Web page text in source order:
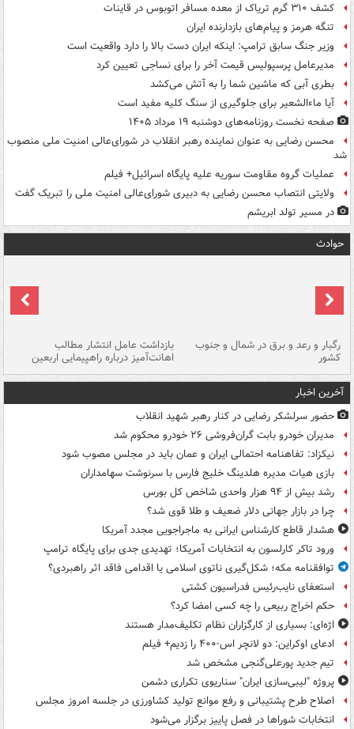
کشف ۳۱۰ گرم تریاک از معده مسافر اتوبوس در قاینات
تنگه هرمز و پیام‌های بازدارنده ایران
وزیر جنگ سابق ترامپ: اینکه ایران دست بالا را دارد واقعیت است
مدیرعامل پرسپولیس قیمت آخر را برای نساجی تعیین کرد
بطری آبی که ماشین شما را به آتش می‌کشد
آیا ماءالشعیر برای جلوگیری از سنگ کلیه مفید است
صفحه نخست روزنامه‌های دوشنبه ۱۹ مرداد ۱۴۰۵
محسن رضایی به عنوان نماینده رهبر انقلاب در شورای‌عالی امنیت ملی منصوب
شد
عملیات گروه مقاومت سوریه علیه پایگاه اسرائیل+ فیلم
ولایتی انتصاب محسن رضایی به دبیری شورای‌عالی امنیت ملی را تبریک گفت
در مسیر تولد ابریشم
حوادث
رگبار و رعد و برق در شمال و جنوب
کشور
بازداشت عامل انتشار مطالب
اهانت‌آمیز درباره راهپیمایی اربعین
آخرین اخبار
حضور سرلشکر رضایی در کنار رهبر شهید انقلاب
مدیران خودرو بابت گران‌فروشی ۲۶ خودرو محکوم شد
نیکزاد: تفاهنامه احتمالی ایران و عمان باید در مجلس مصوب شود
بازی هیات مدیره هلدینگ خلیج فارس با سرنوشت سهامداران
رشد بیش از ۹۴ هزار واحدی شاخص کل بورس
چرا در بازار جهانی دلار ضعیف و طلا قوی شد؟
هشدار قاطع کارشناس ایرانی به ماجراجویی مجدد آمریکا
ورود تاکر کارلسون به انتخابات آمریکا؛ تهدیدی جدی برای پایگاه ترامپ
توافقنامه مکه؛ شکل‌گیری ناتوی اسلامی یا اقدامی فاقد اثر راهبردی؟
استعفای نایب‌رئیس فدراسیون کشتی
حکم اخراج ربیعی را چه کسی امضا کرد؟
اژه‌ای: بسیاری از کارگزاران نظام تکلیف‌مدار هستند
ادعای اوکراین: دو لانچر اس-۴۰۰ را زدیم+ فیلم
تیم جدید پورعلی‌گنجی مشخص شد
پروژه "لیبی‌سازی ایران" سناریوی تکراری دشمن
اصلاح طرح پشتیبانی و رفع موانع تولید کشاورزی در جلسه امروز مجلس
انتخابات شوراها در فصل پاییز برگزار می‌شود